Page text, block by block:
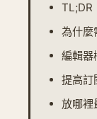
TL;DR
為什麼
編輯器
提高訂
放哪裡